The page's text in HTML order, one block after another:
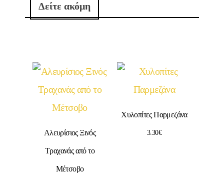
Δείτε ακόμη
Αλευρίσιος Ξινός
Τραχανάς από το
Μέτσοβο
Χυλοπίτες Παρμεζάνα
3.30€